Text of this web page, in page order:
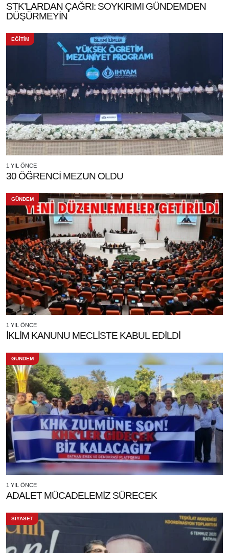
STK’LARDAN ÇAĞRI: SOYKIRIMI GÜNDEMDEN
DÜŞÜRMEYİN
EĞİTİM
1 YIL ÖNCE
30 ÖĞRENCİ MEZUN OLDU
GÜNDEM
1 YIL ÖNCE
İKLİM KANUNU MECLİSTE KABUL EDİLDİ
GÜNDEM
1 YIL ÖNCE
ADALET MÜCADELEMİZ SÜRECEK
SİYASET